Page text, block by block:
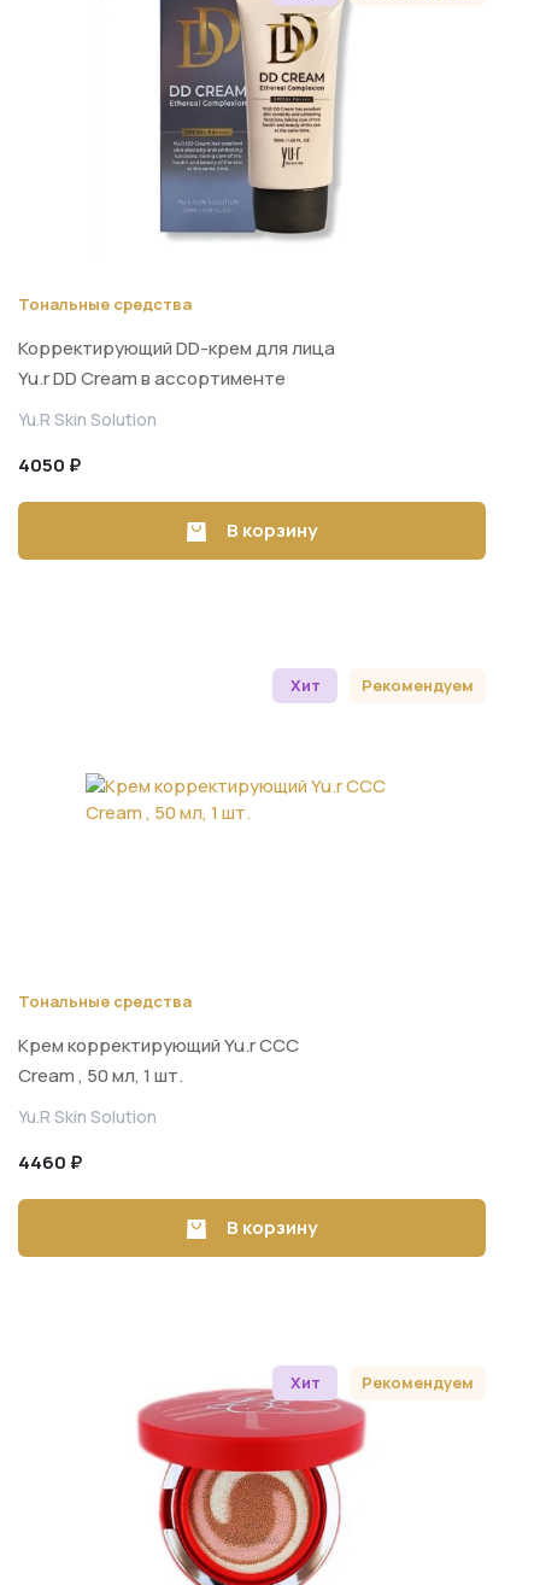
Тональные средства
Корректирующий DD-крем для лица
Yu.r DD Cream в ассортименте
(SPF50+, PA++++, 50 мл)
Yu.R Skin Solution
4050 ₽
В корзину
Хит Рекомендуем
Тональные средства
Крем корректирующий Yu.r CCC
Cream , 50 мл, 1 шт.
Yu.R Skin Solution
4460 ₽
В корзину
Хит Рекомендуем